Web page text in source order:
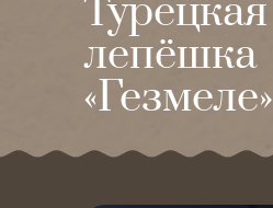
Турецкая
лепёшка
«Гезмеле»